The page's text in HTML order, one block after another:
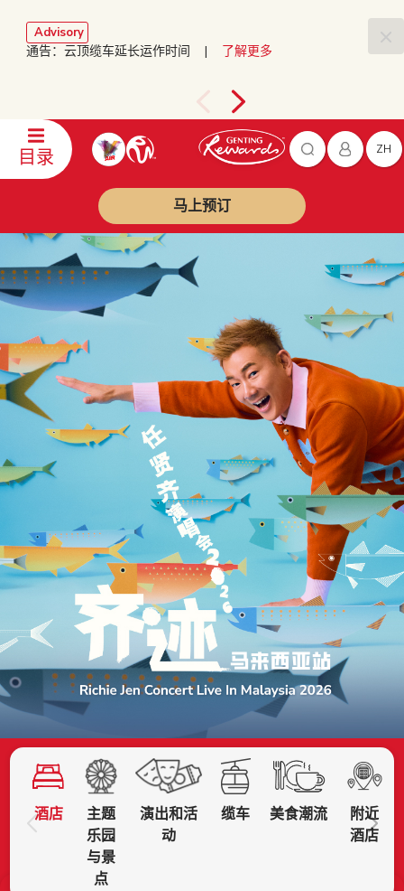
Advisory
通告：云顶缆车延长运作时间 | 了解更多
目录 ZH
马上预订
酒店
主题
乐园
与景
点
演出和活
动
缆车 美食潮流
附近
酒店